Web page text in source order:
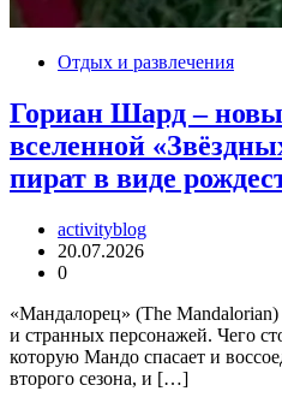
Отдых и развлечения
Гориан Шард –
вселенной
пират в виде
activityblog
20.07.2026
0
«Мандалорец» (The Mandalorian)
и странных персонажей. Чего
которую Мандо спасает и
второго сезона, и […]